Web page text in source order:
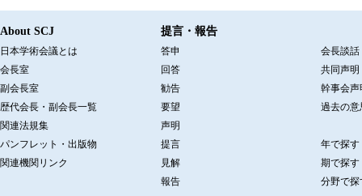
About SCJ
日本学術会議とは
会長室
副会長室
歴代会長・副会長一覧
関連法規集
パンフレット・出版物
関連機関リンク
提言・報告
答申
回答
勧告
要望
声明
提言
見解
報告
会長談話
共同声明
幹事会声
過去の意
年で探す
期で探す
分野で探